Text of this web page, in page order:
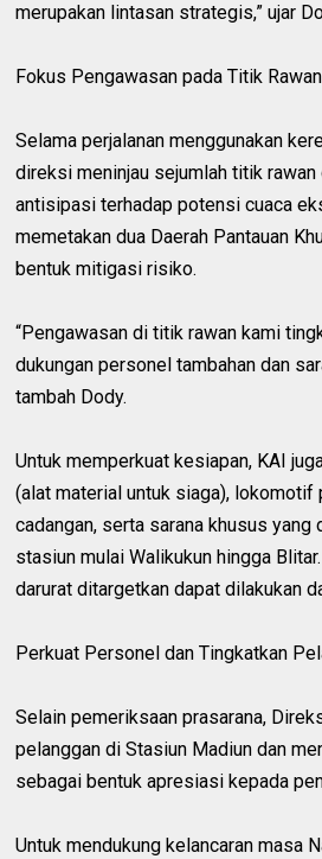
merupakan lintasan strategis,” ujar
Fokus Pengawasan pada Titik
Selama perjalanan menggunakan
direksi meninjau sejumlah titik rawan
antisipasi terhadap potensi cuaca
memetakan dua Daerah Pantauan
bentuk mitigasi risiko.
“Pengawasan di titik rawan kami
dukungan personel tambahan dan
tambah Dody.
Untuk memperkuat kesiapan, KAI
(alat material untuk siaga), lokomotif
cadangan, serta sarana khusus yang
stasiun mulai Walikukun hingga
darurat ditargetkan dapat dilakukan
Perkuat Personel dan Tingkatkan
Selain pemeriksaan prasarana,
pelanggan di Stasiun Madiun dan
sebagai bentuk apresiasi kepada
Untuk mendukung kelancaran masa